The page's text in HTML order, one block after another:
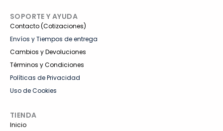
SOPORTE Y AYUDA
Contacto (Cotizaciones)
Envíos y Tiempos de entrega
Cambios y Devoluciones
Términos y Condiciones
Políticas de Privacidad
Uso de Cookies
TIENDA
Inicio